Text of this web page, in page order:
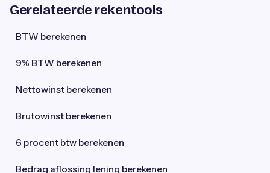
Gerelateerde rekentools
BTW berekenen
9% BTW berekenen
Nettowinst berekenen
Brutowinst berekenen
6 procent btw berekenen
Bedrag aflossing lening berekenen